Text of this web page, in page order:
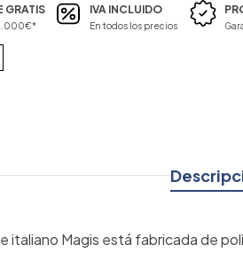
GRATIS IVA INCLUIDO
En todos los precios
italiano Magis está fabricada de